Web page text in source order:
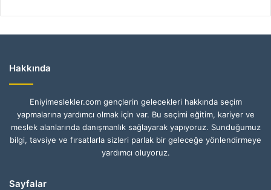
Hakkında
Eniyimeslekler.com gençlerin gelecekleri hakkında seçim
yapmalarına yardımcı olmak için var. Bu seçimi eğitim, kariyer ve
meslek alanlarında danışmanlık sağlayarak yapıyoruz. Sunduğumuz
bilgi, tavsiye ve fırsatlarla sizleri parlak bir geleceğe yönlendirmeye
yardımcı oluyoruz.
Sayfalar